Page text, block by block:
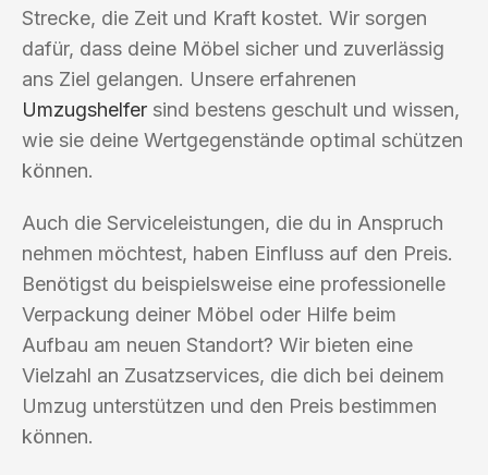
Strecke, die Zeit und Kraft kostet. Wir sorgen
dafür, dass deine Möbel sicher und zuverlässig
ans Ziel gelangen. Unsere erfahrenen
Umzugshelfer sind bestens geschult und wissen,
wie sie deine Wertgegenstände optimal schützen
können.
Auch die Serviceleistungen, die du in Anspruch
nehmen möchtest, haben Einfluss auf den Preis.
Benötigst du beispielsweise eine professionelle
Verpackung deiner Möbel oder Hilfe beim
Aufbau am neuen Standort? Wir bieten eine
Vielzahl an Zusatzservices, die dich bei deinem
Umzug unterstützen und den Preis bestimmen
können.